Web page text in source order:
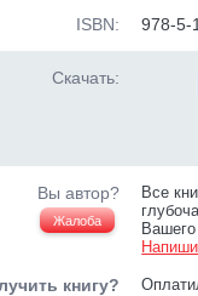
ISBN: 978-5-
Скачать:
Вы автор?
Жалоба
Все
книгу?